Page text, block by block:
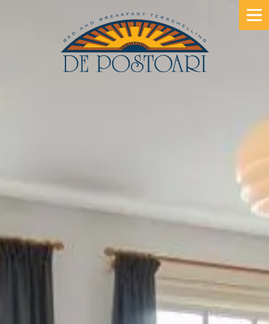
B&B TERSCHELLING
ETEN & KOKEN
HET VERHAAL